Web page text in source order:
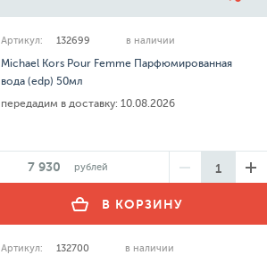
Артикул: 132699 в наличии
Michael Kors Pour Femme Парфюмированная
вода (edp) 50мл
передадим в доставку: 10.08.2026
7 930 рублей
В КОРЗИНУ
Артикул: 132700 в наличии